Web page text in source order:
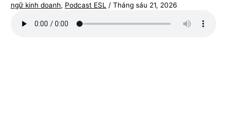
ngữ kinh doanh, Podcast ESL /Tháng sáu 21, 2026